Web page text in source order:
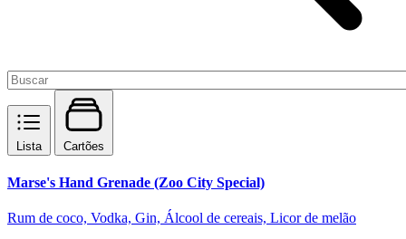
Lista Cartões
Marse's Hand Grenade (Zoo City Special)
Rum de coco, Vodka, Gin, Álcool de cereais, Licor de melão